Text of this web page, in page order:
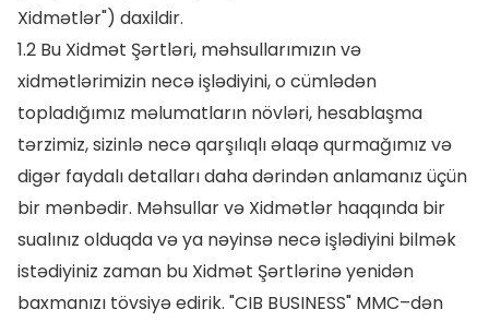
Xidmətlər") daxildir.
1.2 Bu Xidmət Şərtləri, məhsullarımızın və
xidmətlərimizin necə işlədiyini, o cümlədən
topladığımız məlumatların növləri, hesablaşma
tərzimiz, sizinlə necə qarşılıqlı əlaqə qurmağımız və
digər faydalı detalları daha dərindən anlamanız üçün
bir mənbədir. Məhsullar və Xidmətlər haqqında bir
sualınız olduqda və ya nəyinsə necə işlədiyini bilmək
istədiyiniz zaman bu Xidmət Şərtlərinə yenidən
baxmanızı tövsiyə edirik. "CIB BUSINESS" MMC–dən